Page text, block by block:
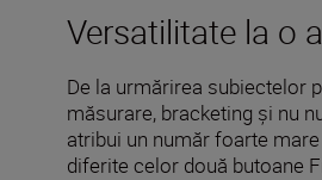
Versatilitate la o
De la urmărirea subiectelor
măsurare, bracketing și nu
atribui un număr foarte
diferite celor două butoane